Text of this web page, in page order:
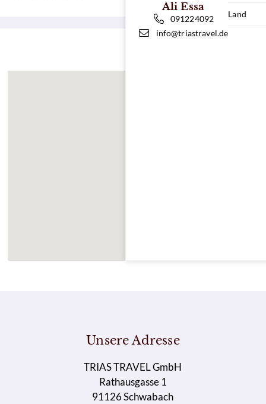
Ali Essa
091224092
info@triastravel.de
Land
Unsere Adresse
TRIAS TRAVEL GmbH
Rathausgasse 1
91126 Schwabach